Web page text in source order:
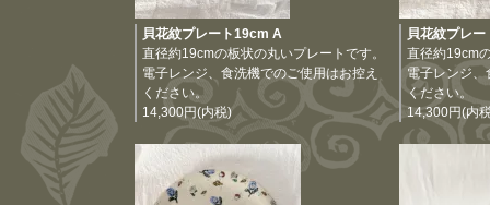
貝花紋プレート19cm A
直径約19cmの板状の丸いプレートです。
電子レンジ、食洗機でのご使用はお控え
ください。
14,300円(内税)
貝花紋プレ
直径約19cm
電子レンジ
ください。
14,300円(内